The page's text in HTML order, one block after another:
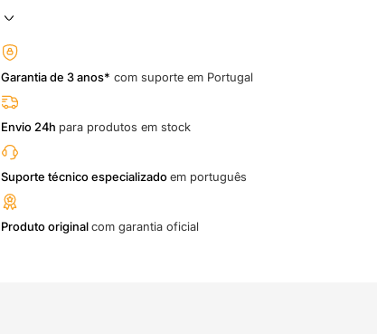
Garantia de 3 anos* com suporte em Portugal
Envio 24h para produtos em stock
Suporte técnico especializadoem português
Produto originalcom garantia oficial